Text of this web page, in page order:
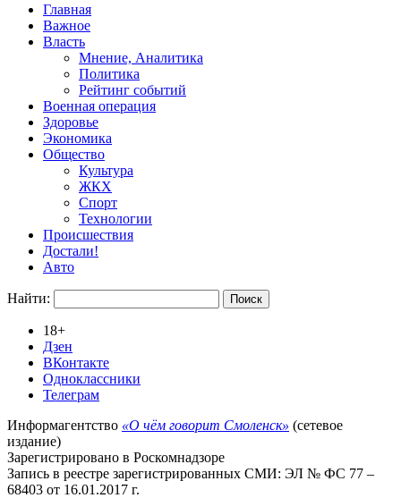
Главная
Важное
Власть
Мнение, Аналитика
Политика
Рейтинг событий
Военная операция
Здоровье
Экономика
Общество
Культура
ЖКХ
Спорт
Технологии
Происшествия
Достали!
Авто
Найти:
18+
Дзен
ВКонтакте
Одноклассники
Телеграм
Информагентство «О чём говорит Смоленск» (сетевое
издание)
Зарегистрировано в Роскомнадзоре
Запись в реестре зарегистрированных СМИ: ЭЛ № ФС 77 –
68403 от 16.01.2017 г.